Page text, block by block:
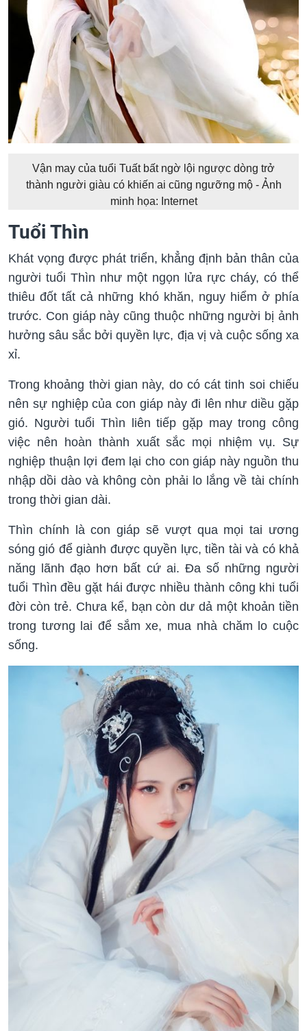
Vận may của tuổi Tuất bất ngờ lội ngược dòng trở
thành người giàu có khiến ai cũng ngưỡng mộ - Ảnh
minh họa: Internet
Tuổi Thìn
Khát vọng được phát triển, khẳng định bản thân của
người tuổi Thìn như một ngọn lửa rực cháy, có thể
thiêu đốt tất cả những khó khăn, nguy hiểm ở phía
trước. Con giáp này cũng thuộc những người bị ảnh
hưởng sâu sắc bởi quyền lực, địa vị và cuộc sống xa
xỉ.
Trong khoảng thời gian này, do có cát tinh soi chiếu
nên sự nghiệp của con giáp này đi lên như diều gặp
gió. Người tuổi Thìn liên tiếp gặp may trong công
việc nên hoàn thành xuất sắc mọi nhiệm vụ. Sự
nghiệp thuận lợi đem lại cho con giáp này nguồn thu
nhập dồi dào và không còn phải lo lắng về tài chính
trong thời gian dài.
Thìn chính là con giáp sẽ vượt qua mọi tai ương
sóng gió để giành được quyền lực, tiền tài và có khả
năng lãnh đạo hơn bất cứ ai. Đa số những người
tuổi Thìn đều gặt hái được nhiều thành công khi tuổi
đời còn trẻ. Chưa kể, bạn còn dư dả một khoản tiền
trong tương lai để sắm xe, mua nhà chăm lo cuộc
sống.